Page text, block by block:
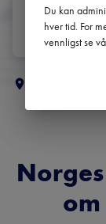
Du kan
hver tid. For
vennligst se